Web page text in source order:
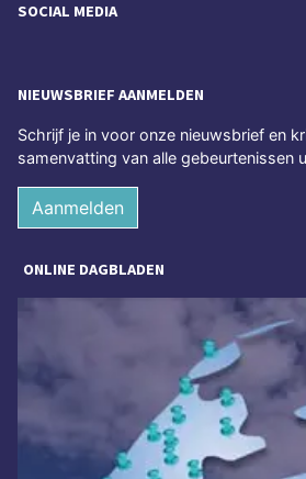
SOCIAL MEDIA
NIEUWSBRIEF AANMELDEN
Schrijf je in voor onze nieuwsbrief en
samenvatting van alle gebeurtenissen
Aanmelden
ONLINE DAGBLADEN